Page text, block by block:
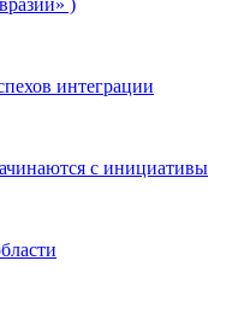
)
интеграции
с инициативы